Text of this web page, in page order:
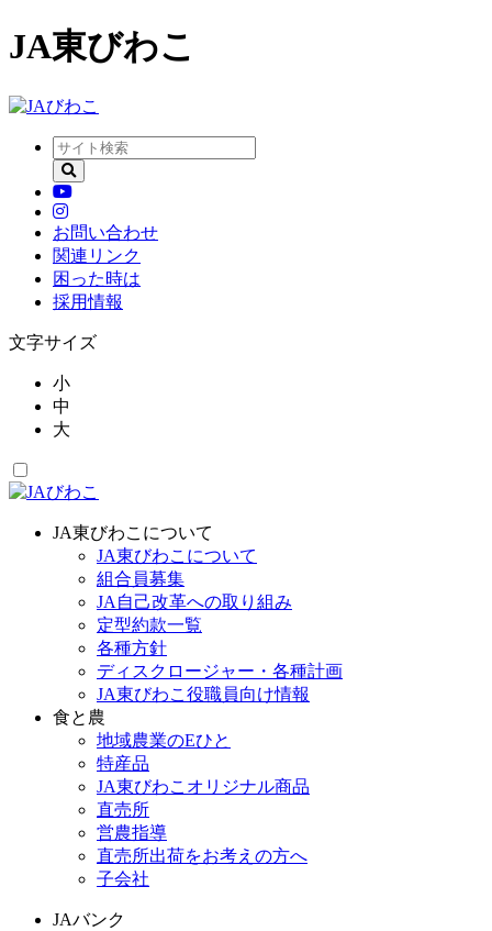
JA東びわこ
お問い合わせ
関連リンク
困った時は
採用情報
文字サイズ
小
中
大
JA東びわこについて
JA東びわこについて
組合員募集
JA自己改革への取り組み
定型約款一覧
各種方針
ディスクロージャー・各種計画
JA東びわこ役職員向け情報
食と農
地域農業のEひと
特産品
JA東びわこオリジナル商品
直売所
営農指導
直売所出荷をお考えの方へ
子会社
JAバンク